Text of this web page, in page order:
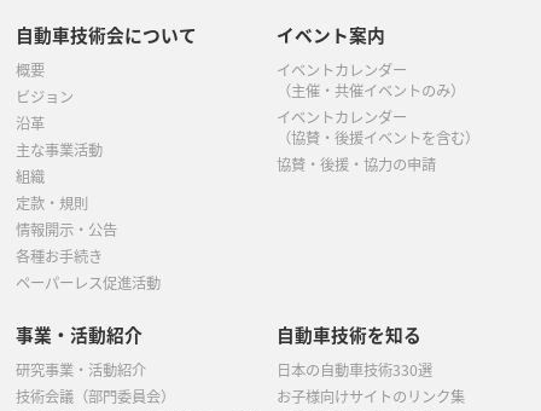
自動車技術会について
概要
ビジョン
沿革
主な事業活動
組織
定款・規則
情報開示・公告
各種お手続き
ペーパーレス促進活動
イベント案内
イベントカレンダー
（主催・共催イベントのみ）
イベントカレンダー
（協賛・後援イベントを含む）
協賛・後援・協力の申請
事業・活動紹介
研究事業・活動紹介
技術会議（部門委員会）
自動車技術を知る
日本の自動車技術330選
お子様向けサイトのリンク集